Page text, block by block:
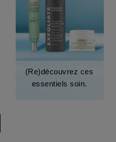
(Re)découvrez ces
essentiels soin.